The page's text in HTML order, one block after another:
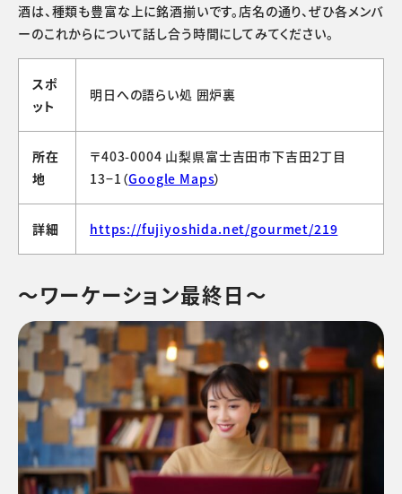
酒は、種類も豊富な上に銘酒揃いです。店名の通り、ぜひ各メンバ
ーのこれからについて話し合う時間にしてみてください。
スポ
ット
明日への語らい処 囲炉裏
所在
地
〒403-0004 山梨県富士吉田市下吉田2丁目
13−1（Google Maps）
詳細 https://fujiyoshida.net/gourmet/219
～ワーケーション最終日～